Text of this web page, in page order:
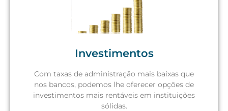
Solicite um orçamento
Investimentos
Com taxas de administração mais baixas que
nos bancos, podemos lhe oferecer opções de
investimentos mais rentáveis em instituições
sólidas.